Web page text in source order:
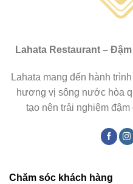
Lahata Restaurant –
Lahata mang đến hành
hương vị sông nước hòa
tạo nên trải nghiệm
Chăm sóc khách hàng